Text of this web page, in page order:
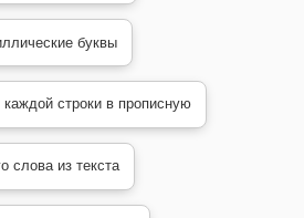
буквы
строки в прописную
слова из текста